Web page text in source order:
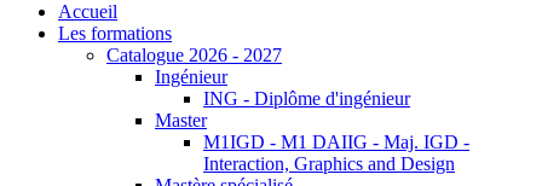
Accueil
Les formations
Catalogue 2026 - 2027
Ingénieur
ING - Diplôme d'ingénieur
Master
M1IGD - M1 DAIIG - Maj. IGD -
Interaction, Graphics and Design